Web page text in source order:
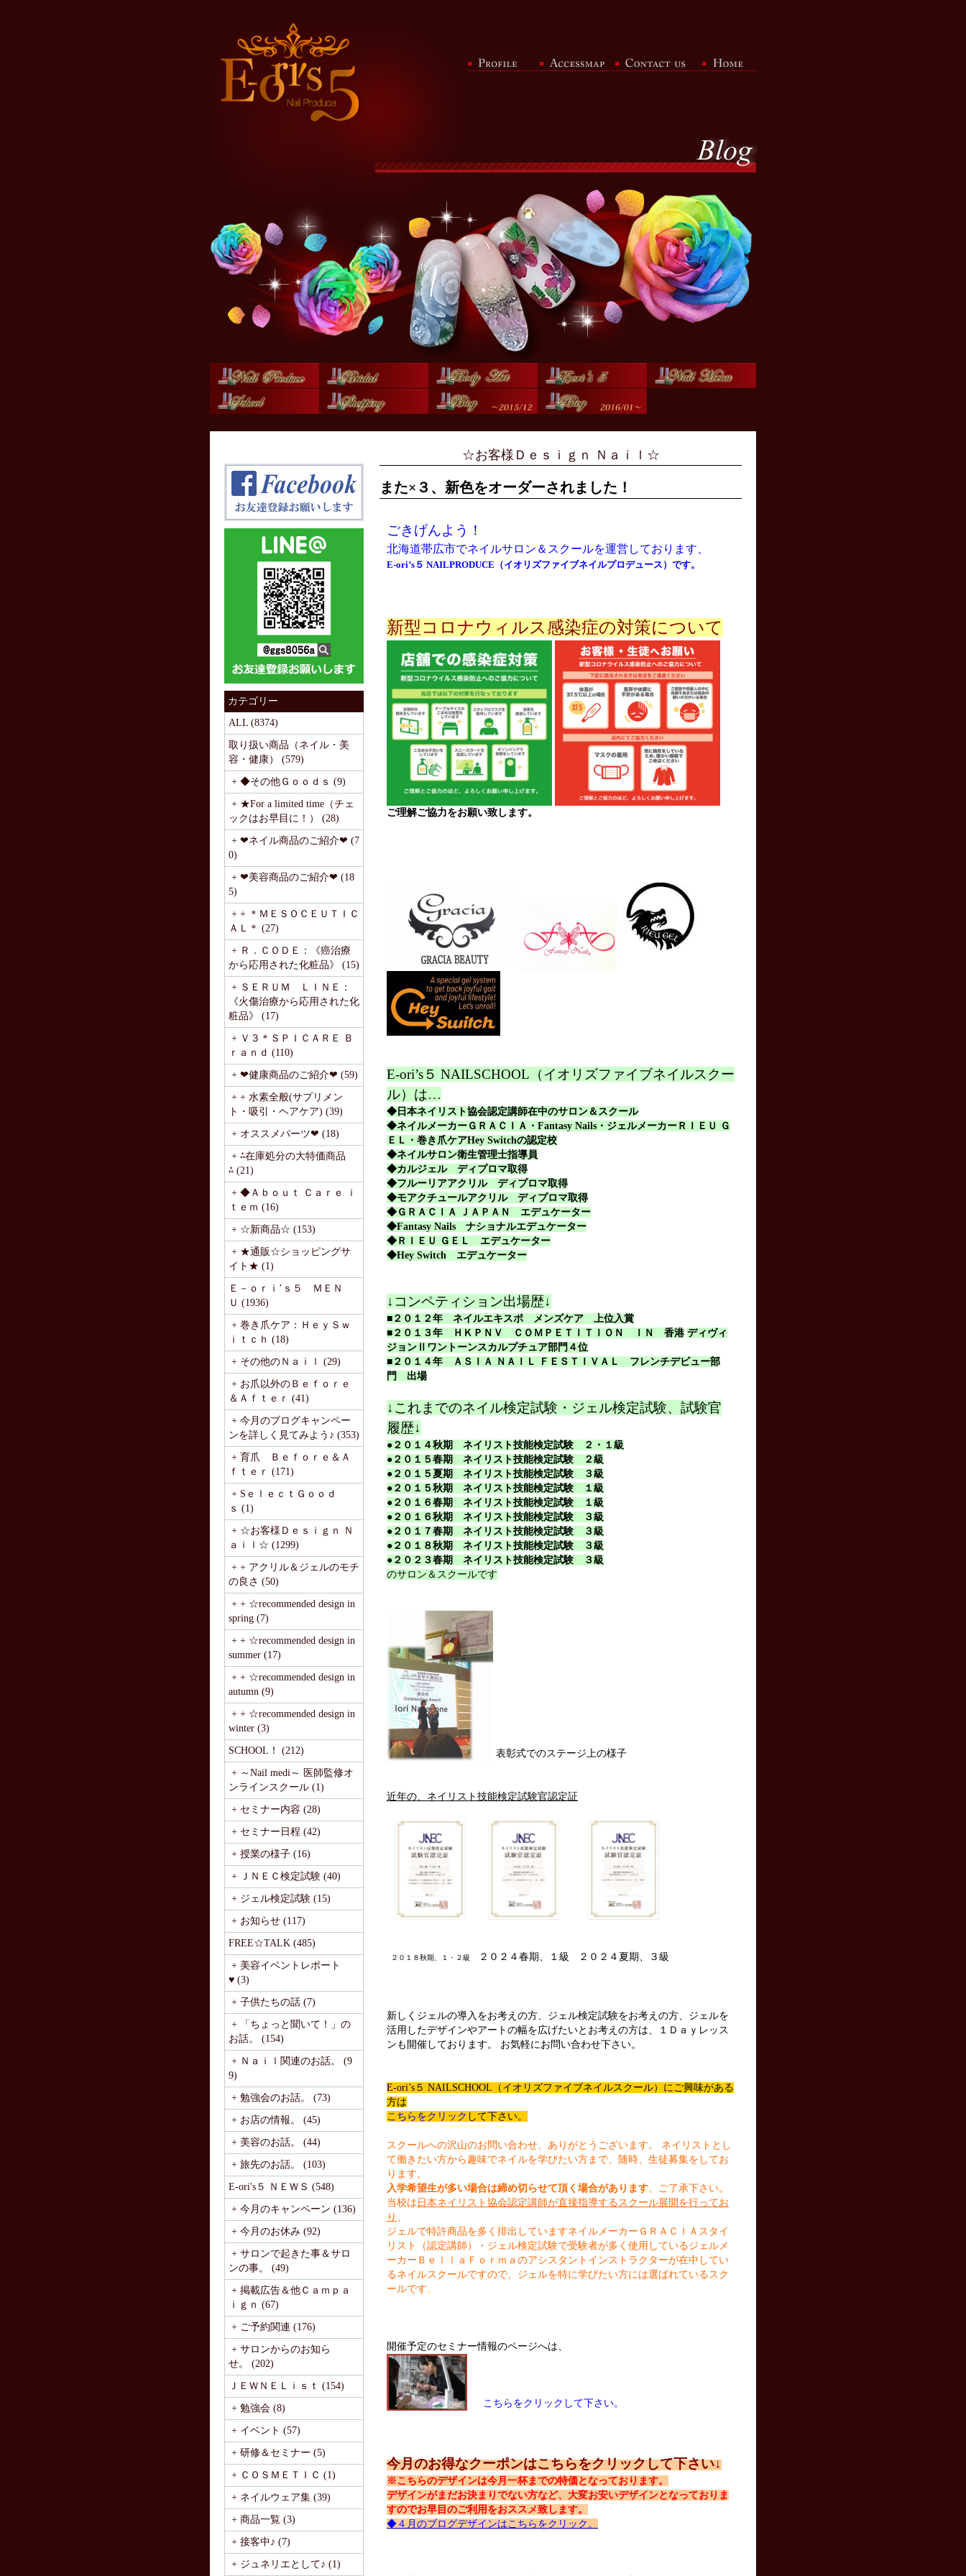
カテゴリー
ALL (8374)
取り扱い商品（ネイル・美
容・健康） (579)
+ ◆その他Ｇｏｏｄｓ (9)
+ ★For a limited time（チェ
ックはお早目に！） (28)
+ ❤ネイル商品のご紹介❤ (7
0)
+ ❤美容商品のご紹介❤ (18
5)
+ + ＊ＭＥＳＯＣＥＵＴＩＣ
ＡＬ＊ (27)
+ Ｒ．ＣＯＤＥ：《癌治療
から応用された化粧品》 (15)
+ ＳＥＲＵＭ ＬＩＮＥ：
《火傷治療から応用された化
粧品》 (17)
+ Ｖ３＊ＳＰＩＣＡＲＥ Ｂ
ｒａｎｄ (110)
+ ❤健康商品のご紹介❤ (59)
+ + 水素全般(サプリメン
ト・吸引・ヘアケア) (39)
+ オススメパーツ❤ (18)
+ ⁂在庫処分の大特価商品
⁂ (21)
+ ◆Ａｂｏｕｔ Ｃａｒｅ ｉ
ｔｅｍ (16)
+ ☆新商品☆ (153)
+ ★通販☆ショッピングサ
イト★ (1)
Ｅ－ｏｒｉ’ｓ５ ＭＥＮ
Ｕ (1936)
+ 巻き爪ケア：ＨｅｙＳｗ
ｉｔｃｈ (18)
+ その他のＮａｉｌ (29)
+ お爪以外のＢｅｆｏｒｅ
＆Ａｆｔｅｒ (41)
+ 今月のブログキャンペー
ンを詳しく見てみよう♪ (353)
+ 育爪 Ｂｅｆｏｒｅ＆Ａ
ｆｔｅｒ (171)
+ SｅｌｅｃｔＧｏｏｄ
ｓ (1)
+ ☆お客様Ｄｅｓｉｇｎ Ｎ
ａｉｌ☆ (1299)
+ + アクリル＆ジェルのモチ
の良さ (50)
+ + ☆recommended design in
spring (7)
+ + ☆recommended design in
summer (17)
+ + ☆recommended design in
autumn (9)
+ + ☆recommended design in
winter (3)
SCHOOL！ (212)
+ ～Nail medi～ 医師監修オ
ンラインスクール (1)
+ セミナー内容 (28)
+ セミナー日程 (42)
+ 授業の様子 (16)
+ ＪＮＥＣ検定試験 (40)
+ ジェル検定試験 (15)
+ お知らせ (117)
FREE☆TALK (485)
+ 美容イベントレポート
♥ (3)
+ 子供たちの話 (7)
+ 「ちょっと聞いて！」の
お話。 (154)
+ Ｎａｉｌ関連のお話。 (9
9)
+ 勉強会のお話。 (73)
+ お店の情報。 (45)
+ 美容のお話。 (44)
+ 旅先のお話。 (103)
E-ori's５ ＮＥＷＳ (548)
+ 今月のキャンペーン (136)
+ 今月のお休み (92)
+ サロンで起きた事＆サロ
ンの事。 (49)
+ 掲載広告＆他Ｃａｍｐａ
ｉｇｎ (67)
+ ご予約関連 (176)
+ サロンからのお知ら
せ。 (202)
ＪＥＷＮＥＬｉｓｔ (154)
+ 勉強会 (8)
+ イベント (57)
+ 研修＆セミナー (5)
+ ＣＯＳＭＥＴＩＣ (1)
+ ネイルウェア集 (39)
+ 商品一覧 (3)
+ 接客中♪ (7)
+ ジュネリエとして♪ (1)
☆お客様Ｄｅｓｉｇｎ Ｎａｉｌ☆
また×３、新色をオーダーされました！
ごきげんよう！
北海道帯広市でネイルサロン＆スクールを運営しております、
E-ori’s５ NAILPRODUCE（イオリズファイブネイルプロデュース）です。
新型コロナウィルス感染症の対策について
ご理解ご協力をお願い致します。
E-ori’s５ NAILSCHOOL（イオリズファイブネイルスクー
ル）は…
◆日本ネイリスト協会認定講師在中のサロン＆スクール
◆ネイルメーカーＧＲＡＣＩＡ・Fantasy Nails・ジェルメーカーＲＩＥＵ Ｇ
ＥＬ・巻き爪ケアHey Switchの認定校
◆ネイルサロン衛生管理士指導員
◆カルジェル ディプロマ取得
◆フルーリアアクリル ディプロマ取得
◆モアクチュールアクリル ディプロマ取得
◆ＧＲＡＣＩＡ ＪＡＰＡＮ エデュケーター
◆Fantasy Nails ナショナルエデュケーター
◆ＲＩＥＵ ＧＥＬ エデュケーター
◆Hey Switch エデュケーター
↓コンペティション出場歴↓
■２０１２年 ネイルエキスポ メンズケア 上位入賞
■２０１３年 ＨＫＰＮＶ ＣＯＭＰＥＴＩＴＩＯＮ ＩＮ 香港 ディヴィ
ジョンⅡワントーンスカルプチュア部門４位
■２０１４年 ＡＳＩＡ ＮＡＩＬ ＦＥＳＴＩＶＡＬ フレンチデビュー部
門 出場
↓これまでのネイル検定試験・ジェル検定試験、試験官
履歴↓
●２０１４秋期 ネイリスト技能検定試験
２・１級
●２０１５春期 ネイリスト技能検定試験 ２級
●２０１５夏期 ネイリスト技能検定試験 ３級
●２０１５秋期 ネイリスト技能検定試験 １級
●２０１６春期 ネイリスト技能検定試験 １級
●２０１６秋期 ネイリスト技能検定試験 ３級
●２０１７春期 ネイリスト技能検定試験 ３級
●２０１８秋期 ネイリスト技能検定試験 ３級
●２０２３春期 ネイリスト技能検定試験 ３級
のサロン＆スクールです
表彰式でのステージ上の様子
近年の、ネイリスト技能検定試験官認定証
２０１８秋期、１・２級 ２０２４春期、１級 ２０２４夏期、３級
新しくジェルの導入をお考えの方、ジェル検定試験をお考えの方、ジェルを
活用したデザインやアートの幅を広げたいとお考えの方は、１Ｄａｙレッス
ンも開催しております。 お気軽にお問い合わせ下さい。
E-ori’s５ NAILSCHOOL（イオリズファイブネイルスクール）にご興味がある
方は
こちらをクリック して下さい。
スクールへの沢山のお問い合わせ、ありがとうございます。
ネイリストとし
て働きたい方から趣味でネイルを学びたい方まで、随時、生徒募集をしてお
ります。
入学希望生が多い場合は締め切らせて頂く場合があります、ご了承下さい。
当校は 日本ネイリスト協会認定講師が直接指導するスクール展開を行ってお
り 、
ジェルで特許商品を多く排出していますネイルメーカーＧＲＡＣＩＡスタイ
リスト（認定講師）・ジェル検定試験で受験者が多く使用しているジェルメ
ーカーＢｅｌｌａＦｏｒｍａのアシスタントインストラクターが在中してい
るネイルスクールですので、ジェルを特に学びたい方には選ばれているスク
ールです。
開催予定のセミナー情報のページへは、
こちらをクリックして下さい。
今月のお得なクーポンはこちらをクリックして下さい↓
※こちらのデザインは今月一杯までの特価となっております。
デザインがまだお決まりでない方など、大変お安いデザインとなっておりま
すのでお早目のご利用をおススメ致します。
◆４月のブログデザインはこちらをクリック。